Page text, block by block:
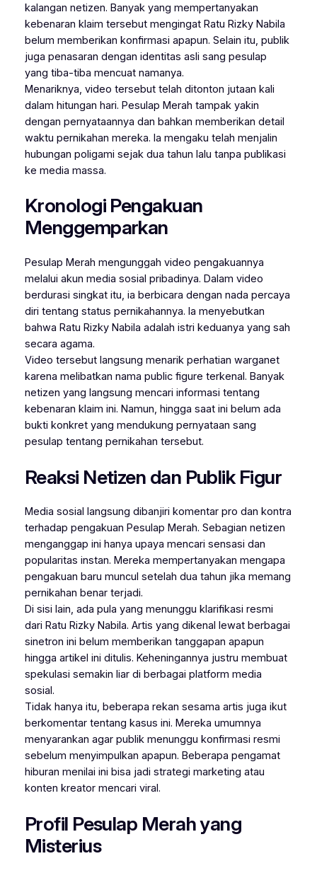
kalangan netizen. Banyak yang mempertanyakan
kebenaran klaim tersebut mengingat Ratu Rizky Nabila
belum memberikan konfirmasi apapun. Selain itu, publik
juga penasaran dengan identitas asli sang pesulap
yang tiba-tiba mencuat namanya.
Menariknya, video tersebut telah ditonton jutaan kali
dalam hitungan hari. Pesulap Merah tampak yakin
dengan pernyataannya dan bahkan memberikan detail
waktu pernikahan mereka. Ia mengaku telah menjalin
hubungan poligami sejak dua tahun lalu tanpa publikasi
ke media massa.
Kronologi Pengakuan
Menggemparkan
Pesulap Merah mengunggah video pengakuannya
melalui akun media sosial pribadinya. Dalam video
berdurasi singkat itu, ia berbicara dengan nada percaya
diri tentang status pernikahannya. Ia menyebutkan
bahwa Ratu Rizky Nabila adalah istri keduanya yang sah
secara agama.
Video tersebut langsung menarik perhatian warganet
karena melibatkan nama public figure terkenal. Banyak
netizen yang langsung mencari informasi tentang
kebenaran klaim ini. Namun, hingga saat ini belum ada
bukti konkret yang mendukung pernyataan sang
pesulap tentang pernikahan tersebut.
Reaksi Netizen dan Publik Figur
Media sosial langsung dibanjiri komentar pro dan kontra
terhadap pengakuan Pesulap Merah. Sebagian netizen
menganggap ini hanya upaya mencari sensasi dan
popularitas instan. Mereka mempertanyakan mengapa
pengakuan baru muncul setelah dua tahun jika memang
pernikahan benar terjadi.
Di sisi lain, ada pula yang menunggu klarifikasi resmi
dari Ratu Rizky Nabila. Artis yang dikenal lewat berbagai
sinetron ini belum memberikan tanggapan apapun
hingga artikel ini ditulis. Keheningannya justru membuat
spekulasi semakin liar di berbagai platform media
sosial.
Tidak hanya itu, beberapa rekan sesama artis juga ikut
berkomentar tentang kasus ini. Mereka umumnya
menyarankan agar publik menunggu konfirmasi resmi
sebelum menyimpulkan apapun. Beberapa pengamat
hiburan menilai ini bisa jadi strategi marketing atau
konten kreator mencari viral.
Profil Pesulap Merah yang
Misterius